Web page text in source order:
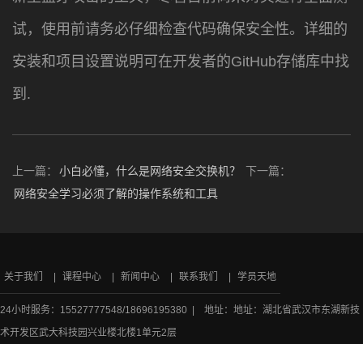
试，使用前请务必仔细检查代码确保安全性。详细的
安装和项目设置说明可在开发者的GitHub存储库中找
到.
上一篇： 小白必懂，什么是网络安全交换机？
下一篇：
网络安全学习必须了解的操作系统和工具
关于我们 课程中心 新闻中心 联系我们 学员天地
24小时服务：15527777548/18696195380 | 地址：地址：湖北省武汉市东湖新技
术开发区武大科技园兴业楼北楼1单元2层